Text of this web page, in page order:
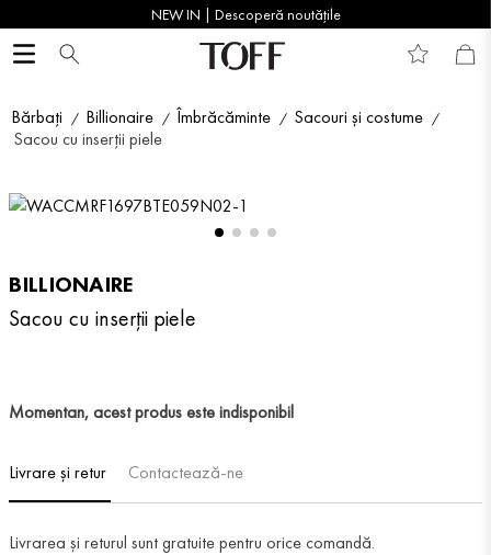
NEW IN | Descoperă noutățile
Bărbați Billionaire Îmbrăcăminte
Sacouri și costume
Sacou cu inserții piele
BILLIONAIRE
Sacou cu inserții piele
Momentan, acest produs este indisponibil
Livrare și retur Contactează-ne
Livrarea și returul sunt gratuite pentru orice comandă.